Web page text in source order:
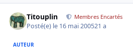
Titouplin Membres Encartés
Posté(e) le 16 mai 200521 a
AUTEUR